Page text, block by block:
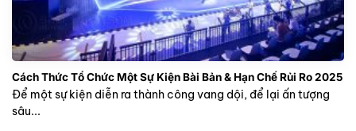
Cách Thức Tổ Chức Một Sự Kiện Bài Bản & Hạn Chế Rủi Ro 2025
Để một sự kiện diễn ra thành công vang dội, để lại ấn tượng
sâu...